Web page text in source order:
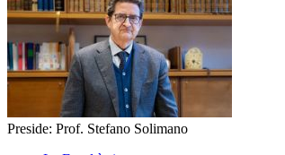
Preside: Prof. Stefano Solimano